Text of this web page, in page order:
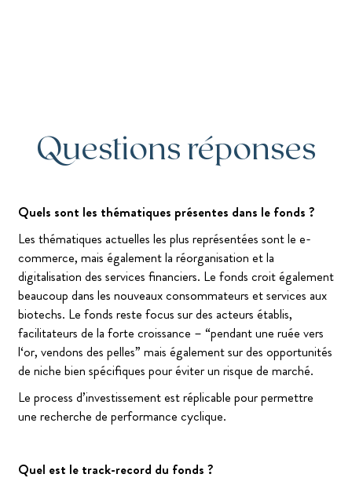
Questions réponses
Quels sont les thématiques présentes dans le fonds ?
Les thématiques actuelles les plus représentées sont le e-
commerce, mais également la réorganisation et la
digitalisation des services financiers. Le fonds croit également
beaucoup dans les nouveaux consommateurs et services aux
biotechs. Le fonds reste focus sur des acteurs établis,
facilitateurs de la forte croissance – “pendant une ruée vers
l‘or, vendons des pelles” mais également sur des opportunités
de niche bien spécifiques pour éviter un risque de marché.
Le process d’investissement est réplicable pour permettre
une recherche de performance cyclique.
Quel est le track-record du fonds ?